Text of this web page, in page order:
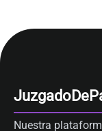
Nuestra